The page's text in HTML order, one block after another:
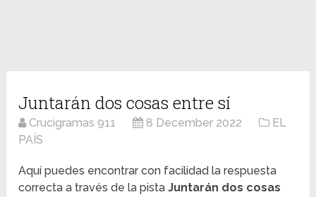
Juntarán dos cosas entre sí
Crucigramas 911 8 December 2022
EL
PAÍS
Aquí puedes encontrar con facilidad la respuesta
correcta a través de la pistaJuntarán dos cosas